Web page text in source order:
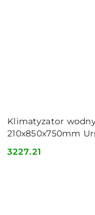
Klimatyzator
210x850x750mm
Cena:
3227.21